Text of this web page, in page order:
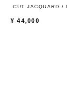
CUT JACQUARD /
¥ 44,000